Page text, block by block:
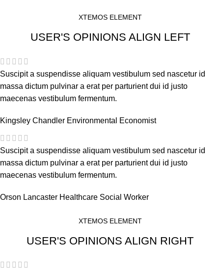
XTEMOS ELEMENT
USER'S OPINIONS ALIGN LEFT
Suscipit a suspendisse aliquam vestibulum sed nascetur id
massa dictum pulvinar a erat per parturient dui id justo
maecenas vestibulum fermentum.
Kingsley Chandler Environmental Economist
Suscipit a suspendisse aliquam vestibulum sed nascetur id
massa dictum pulvinar a erat per parturient dui id justo
maecenas vestibulum fermentum.
Orson Lancaster Healthcare Social Worker
XTEMOS ELEMENT
USER'S OPINIONS ALIGN RIGHT